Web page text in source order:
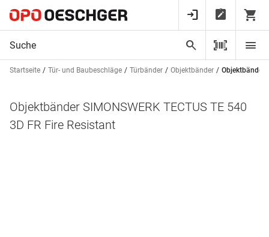
Startseite Tür- und Baubeschläge Türbänder Objektbänder Objektbänder
Objektbänder SIMONSWERK TECTUS TE 540
3D FR Fire Resistant